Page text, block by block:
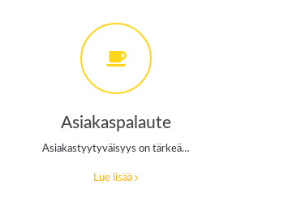
Asiakaspalaute
Asiakastyytyväisyys on tärkeä…
Lue lisää